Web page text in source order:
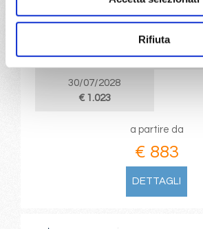
Rifiuta
€ 883
€ 933
30/07/2028
€ 1.023
a partire da
€ 883
DETTAGLI